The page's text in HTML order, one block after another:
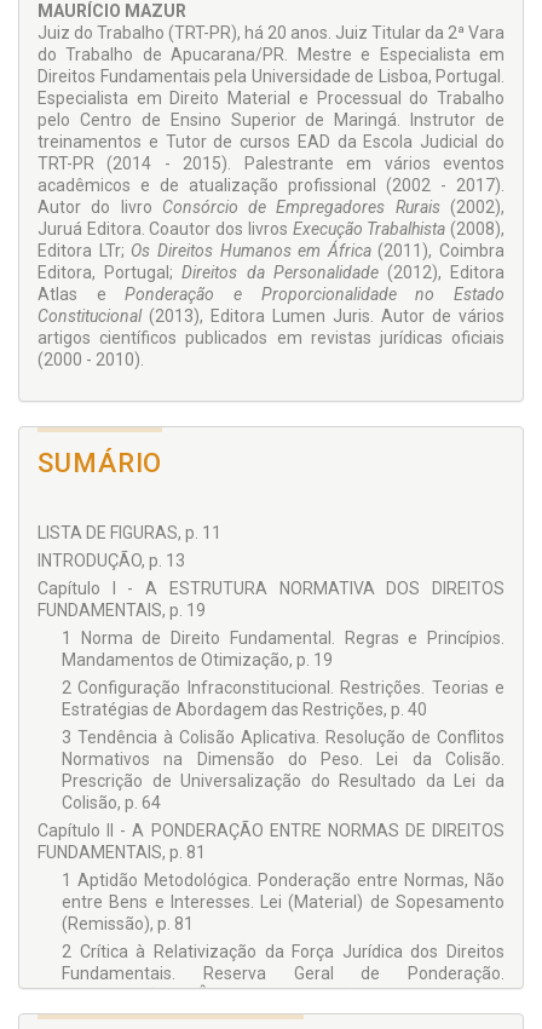
conseguinte, um aprimora­mento inferencial da fórmula da
pesagem, reforça definitivamente a vinculação do legislador
ordinário na criação das normas restriti­vas aos direitos
fundamentais e do juiz no controle dessa atividade
legislativa.
A obra também avança sobre algumas ideias tradicionais, (i)
configurando a ponderação entre conteúdos normativos
colidentes, ao invés de bens e interesses, e (ii) inserindo a
universalização da nor­ma resultante da ponderação entre as
prescrições da lei da colisão.
MAURÍCIO MAZUR
Juiz do Trabalho (TRT-PR), há 20 anos. Juiz Titular da 2ª Vara
do Trabalho de Apu­carana/PR. Mestre e Espe­cialista em
Direitos Funda­mentais pela Universidade de Lisboa, Portugal.
Espe­cialista em Direito Material e Processual do Trabalho
pelo Centro de Ensino Su­perior de Maringá. Instrutor de
treinamentos e Tutor de cursos EAD da Escola Judi­cial do
TRT-PR (2014 - 2015). Palestrante em vários even­tos
acadêmicos e de atualização profissional (2002 - 2017).
Autor do livro Con­sórcio de Empregadores Ru­rais(2002),
Juruá Editora. Coautor dos livros Execução Trabalhista(2008),
Editora LTr; Os Direitos Humanos em África(2011), Coimbra
Editora, Portugal;Direitos da Personalidade (2012), Editora
Atlas ePonderação e Proporcionalidade no Es­tado
Constitucional (2013), Editora Lumen Juris. Autor de vários
artigos científicos publicados em revistas ju­rídicas oficiais
(2000 - 2010).
SUMÁRIO
LISTA DE FIGURAS, p. 11
INTRODUÇÃO, p. 13
Capítulo I - A ESTRUTURA NORMATIVA DOS DIREITOS
FUNDAMENTAIS, p. 19
1 Norma de Direito Fundamental. Regras e Princípios.
Mandamentos de Otimização, p. 19
2 Configuração Infraconstitucional. Restrições. Teorias e
Estratégias de Abordagem das Restrições, p. 40
3 Tendência à Colisão Aplicativa. Resolução de Conflitos
Normativos na Dimensão do Peso. Lei da Colisão.
Prescrição de Universalização do Resultado da Lei da
Colisão, p. 64
Capítulo II - A PONDERAÇÃO ENTRE NORMAS DE DIREITOS
FUNDAMENTAIS, p. 81
1 Aptidão Metodológica. Ponderação entre Normas, Não
entre Bens e Interesses. Lei (Material) de Sopesamento
(Remissão), p. 81
2 Crítica à Relativização da Força Jurídica dos Direitos
Fundamentais. Reserva Geral de Ponderação.
Relativização do Âmbito de Proteção e Preservação da
Força Jurídica, p. 108